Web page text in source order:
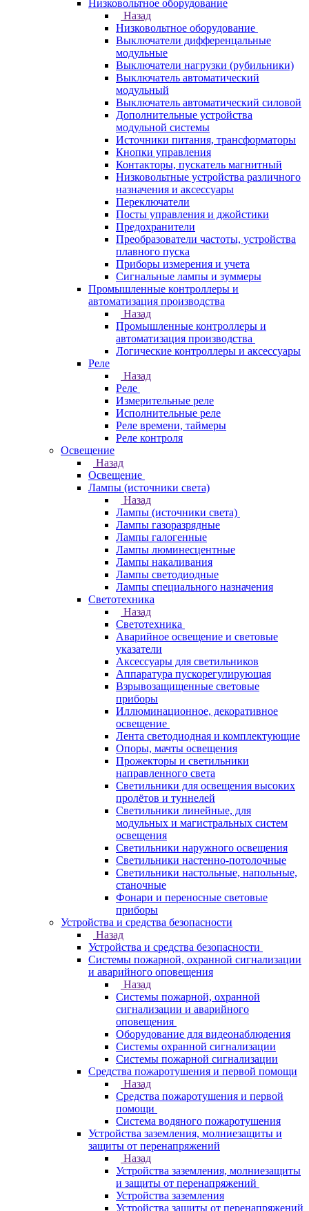
Низковольтное оборудование
Назад
Низковольтное оборудование
Выключатели дифференцальные
модульные
Выключатели нагрузки (рубильники)
Выключатель автоматический
модульный
Выключатель автоматический силовой
Дополнительные устройства
модульной системы
Источники питания, трансформаторы
Кнопки управления
Контакторы, пускатель магнитный
Низковольтные устройства различного
назначения и аксессуары
Переключатели
Посты управления и джойстики
Предохранители
Преобразователи частоты, устройства
плавного пуска
Приборы измерения и учета
Сигнальные лампы и зуммеры
Промышленные контроллеры и
автоматизация производства
Назад
Промышленные контроллеры и
автоматизация производства
Логические контроллеры и аксессуары
Реле
Назад
Реле
Измерительные реле
Исполнительные реле
Реле времени, таймеры
Реле контроля
Освещение
Назад
Освещение
Лампы (источники света)
Назад
Лампы (источники света)
Лампы газоразрядные
Лампы галогенные
Лампы люминесцентные
Лампы накаливания
Лампы светодиодные
Лампы специального назначения
Светотехника
Назад
Светотехника
Аварийное освещение и световые
указатели
Аксессуары для светильников
Аппаратура пускорегулирующая
Взрывозащищенные световые
приборы
Иллюминационное, декоративное
освещение
Лента светодиодная и комплектующие
Опоры, мачты освещения
Прожекторы и светильники
направленного света
Светильники для освещения высоких
пролётов и туннелей
Светильники линейные, для
модульных и магистральных систем
освещения
Светильники наружного освещения
Светильники настенно-потолочные
Светильники настольные, напольные,
станочные
Фонари и переносные световые
приборы
Устройства и средства безопасности
Назад
Устройства и средства безопасности
Системы пожарной, охранной сигнализации
и аварийного оповещения
Назад
Системы пожарной, охранной
сигнализации и аварийного
оповещения
Оборудование для видеонаблюдения
Системы охранной сигнализации
Системы пожарной сигнализации
Средства пожаротушения и первой помощи
Назад
Средства пожаротушения и первой
помощи
Система водяного пожаротушения
Устройства заземления, молниезащиты и
защиты от перенапряжений
Назад
Устройства заземления, молниезащиты
и защиты от перенапряжений
Устройства заземления
Устройства защиты от перенапряжений